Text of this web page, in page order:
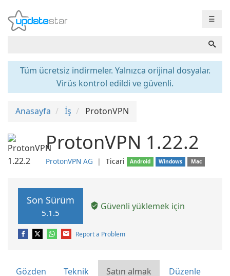
☰
Tüm ücretsiz indirmeler. Yalnızca orijinal dosyalar.
Virüs kontrol edildi ve güvenli.
Anasayfa İş ProtonVPN
ProtonVPN 1.22.2
ProtonVPN AG ❘ Ticari Android Windows Mac
Son Sürüm
5.1.5
Güvenli yüklemek için
Report a Problem
Gözden Teknik Satın almak Düzenle